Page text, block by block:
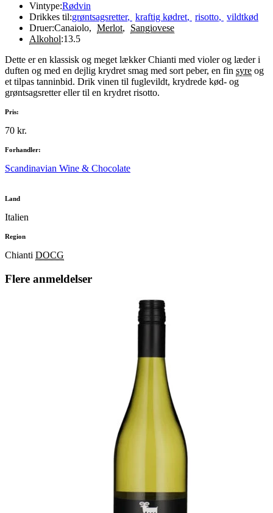
Vintype:Rødvin
Drikkes til:grøntsagsretter, kraftig kødret, risotto, vildtkød
Druer:Canaiolo, Merlot,
Sangiovese
Alkohol:13.5
Dette er en klassisk og meget lækker Chianti med violer og læder i
duften og med en dejlig krydret smag med sort peber, en fin syre og
et tilpas tanninbid. Drik vinen til fuglevildt, krydrede kød- og
grøntsagsretter eller til en krydret risotto.
Pris:
70 kr.
Forhandler:
Scandinavian Wine & Chocolate
Land
Italien
Region
Chianti DOCG
Flere anmeldelser